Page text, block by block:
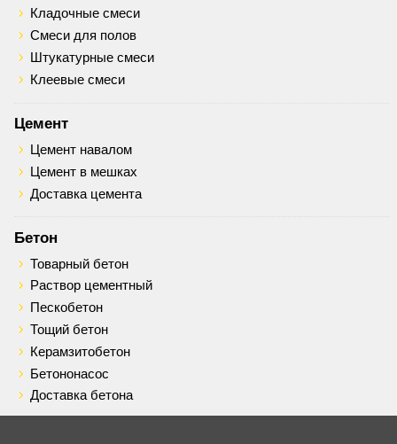
Кладочные смеси
Смеси для полов
Штукатурные смеси
Клеевые смеси
Цемент
Цемент навалом
Цемент в мешках
Доставка цемента
Бетон
Товарный бетон
Раствор цементный
Пескобетон
Тощий бетон
Керамзитобетон
Бетононасос
Доставка бетона